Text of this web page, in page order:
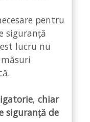
pentru
siguranță
lucru nu
, chiar
siguranță de